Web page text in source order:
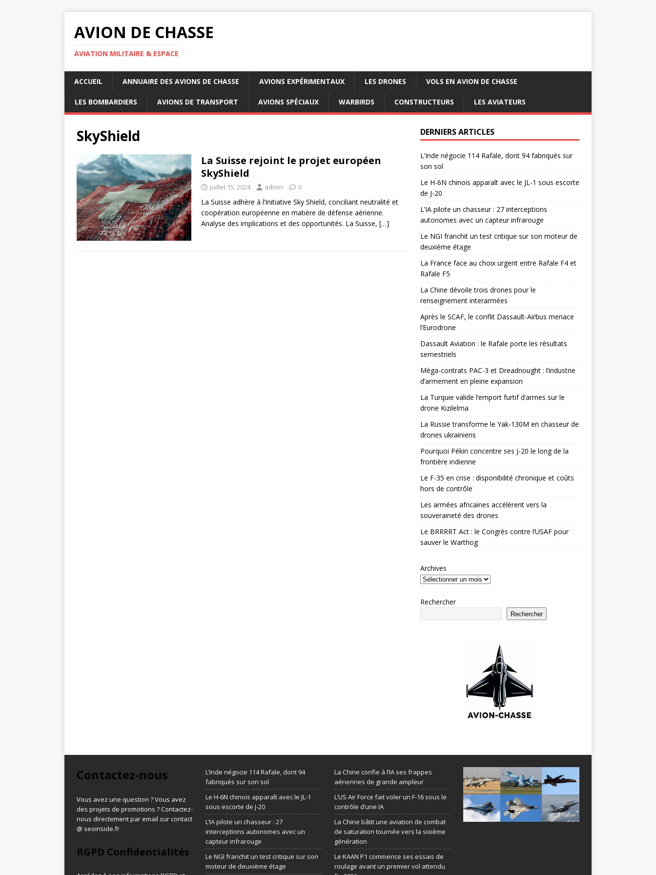
AVION DE CHASSE
AVIATION MILITAIRE & ESPACE
ACCUEIL ANNUAIRE DES AVIONS DE CHASSE AVIONS EXPÉRIMENTAUX LES DRONES VOLS EN AVION DE CHASSE
LES BOMBARDIERS AVIONS DE TRANSPORT AVIONS SPÉCIAUX WARBIRDS CONSTRUCTEURS LES AVIATEURS
SkyShield
La Suisse rejoint le projet européen
SkyShield
juillet 15, 2024 admin 0
La Suisse adhère à l’Initiative Sky Shield, conciliant neutralité et
coopération européenne en matière de défense aérienne.
Analyse des implications et des opportunités. La Suisse, […]
DERNIERS ARTICLES
L’Inde négocie 114 Rafale, dont 94 fabriqués sur
son sol
Le H-6N chinois apparaît avec le JL-1 sous escorte
de J-20
L’IA pilote un chasseur : 27 interceptions
autonomes avec un capteur infrarouge
Le NGI franchit un test critique sur son moteur de
deuxième étage
La France face au choix urgent entre Rafale F4 et
Rafale F5
La Chine dévoile trois drones pour le
renseignement interarmées
Après le SCAF, le conflit Dassault-Airbus menace
l’Eurodrone
Dassault Aviation : le Rafale porte les résultats
semestriels
Méga-contrats PAC-3 et Dreadnought : l’industrie
d’armement en pleine expansion
La Turquie valide l’emport furtif d’armes sur le
drone Kızılelma
La Russie transforme le Yak-130M en chasseur de
drones ukrainiens
Pourquoi Pékin concentre ses J-20 le long de la
frontière indienne
Le F-35 en crise : disponibilité chronique et coûts
hors de contrôle
Les armées africaines accélèrent vers la
souveraineté des drones
Le BRRRRT Act : le Congrès contre l’USAF pour
sauver le Warthog
Archives
Rechercher
Rechercher
Contactez-nous
Vous avez une question ? Vous avez
des projets de promotions ? Contactez-
nous directement par email sur contact
@ seoinside.fr
RGPD Confidentialités
L’Inde négocie 114 Rafale, dont 94
fabriqués sur son sol
Le H-6N chinois apparaît avec le JL-1
sous escorte de J-20
L’IA pilote un chasseur : 27
interceptions autonomes avec un
capteur infrarouge
Le NGI franchit un test critique sur son
moteur de deuxième étage
La Chine confie à l’IA ses frappes
aériennes de grande ampleur
L’US Air Force fait voler un F-16 sous le
contrôle d’une IA
La Chine bâtit une aviation de combat
de saturation tournée vers la sixième
génération
Le KAAN P1 commence ses essais de
roulage avant un premier vol attendu